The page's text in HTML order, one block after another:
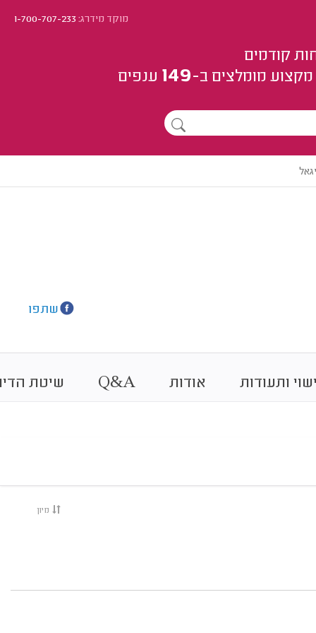
מוקד מידרג:1-700-707-233
קודמים
מומלצים ב-149 ענפים
שתפו
ותעודות אודות Q&A שיטת
מיון